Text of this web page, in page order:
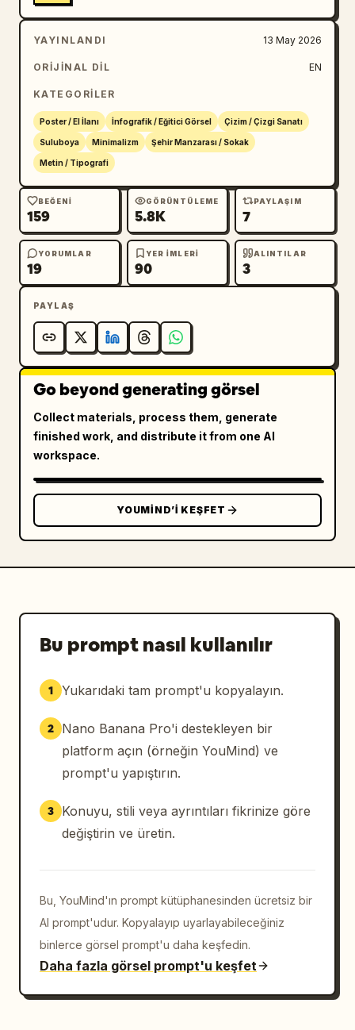
YAYINLANDI 13 May 2026
ORIJINAL DIL EN
KATEGORILER
Poster / El İlanı İnfografik / Eğitici Görsel Çizim / Çizgi Sanatı
Suluboya Minimalizm Şehir Manzarası / Sokak
Metin / Tipografi
BEĞENI
159
GÖRÜNTÜLEME
5.8K
PAYLAŞIM
7
YORUMLAR
19
YER IMLERI
90
ALINTILAR
3
PAYLAŞ
Go beyond generating görsel
Collect materials, process them, generate
finished work, and distribute it from one AI
workspace.
YOUMIND’I KEŞFET
Bu prompt nasıl kullanılır
1 Yukarıdaki tam prompt'u kopyalayın.
2
Nano Banana Pro'i destekleyen bir
platform açın (örneğin YouMind) ve
prompt'u yapıştırın.
3
Konuyu, stili veya ayrıntıları fikrinize göre
değiştirin ve üretin.
Bu, YouMind'ın prompt kütüphanesinden ücretsiz bir
AI prompt'udur. Kopyalayıp uyarlayabileceğiniz
binlerce görsel prompt'u daha keşfedin.
Daha fazla görsel prompt'u keşfet